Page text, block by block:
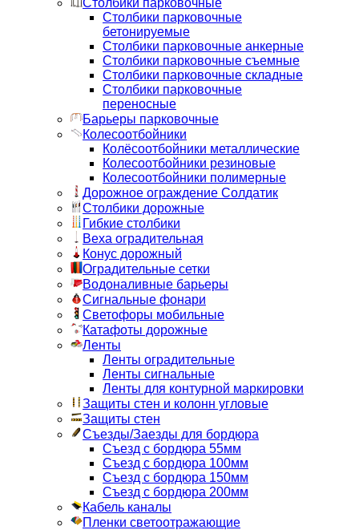
Столбики парковочные
Столбики парковочные
бетонируемые
Столбики парковочные анкерные
Столбики парковочные съемные
Столбики парковочные складные
Столбики парковочные
переносные
Барьеры парковочные
Колесоотбойники
Колёсоотбойники металлические
Колесоотбойники резиновые
Колесоотбойники полимерные
Дорожное ограждение Солдатик
Столбики дорожные
Гибкие столбики
Веха оградительная
Конус дорожный
Оградительные сетки
Водоналивные барьеры
Сигнальные фонари
Светофоры мобильные
Катафоты дорожные
Ленты
Ленты оградительные
Ленты сигнальные
Ленты для контурной маркировки
Защиты стен и колонн угловые
Защиты стен
Съезды/Заезды для бордюра
Съезд с бордюра 55мм
Съезд с бордюра 100мм
Съезд с бордюра 150мм
Съезд с бордюра 200мм
Кабель каналы
Пленки светоотражающие